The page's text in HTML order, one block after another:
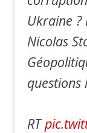
Ukraine ?
Nicolas
questions
RT